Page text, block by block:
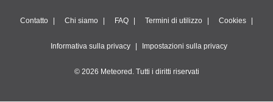
Contatto Chi siamo FAQ Termini di utilizzo Cookies
Informativa sulla privacy Impostazioni sulla privacy
© 2026 Meteored. Tutti i diritti riservati